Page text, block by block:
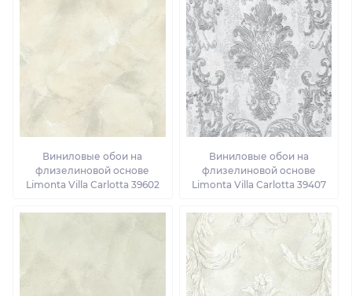
Виниловые обои на
флизелиновой основе
Limonta Villa Carlotta 39602
Виниловые обои на
флизелиновой основе
Limonta Villa Carlotta 39407